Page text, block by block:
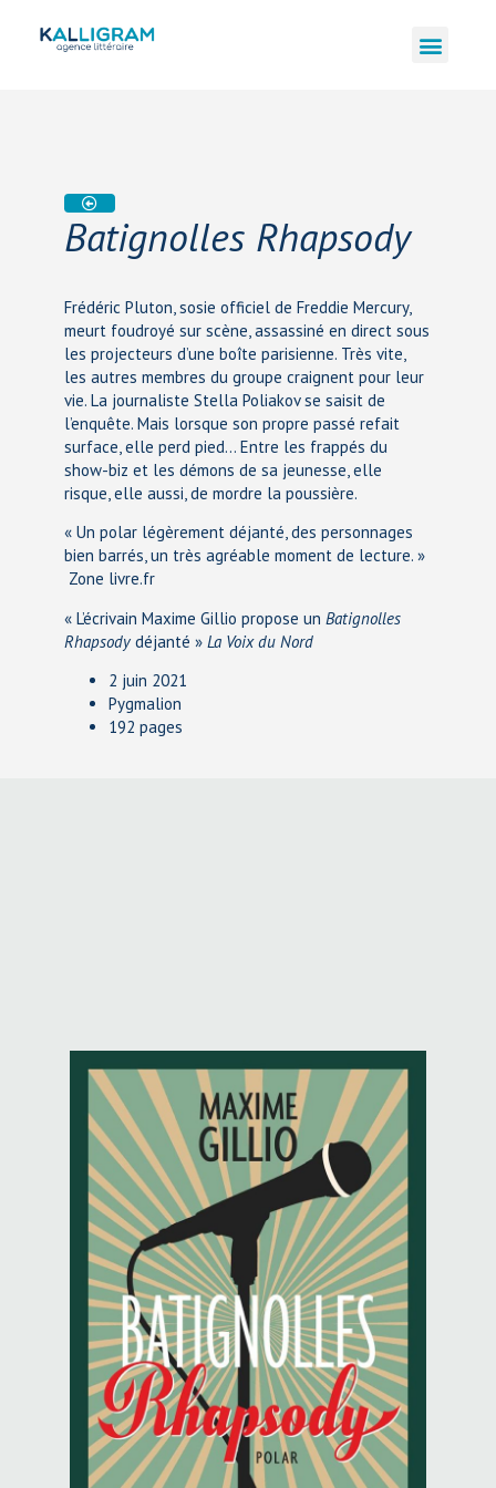
Batignolles Rhapsody
Frédéric Pluton, sosie officiel de Freddie Mercury,
meurt foudroyé sur scène, assassiné en direct sous
les projecteurs d’une boîte parisienne. Très vite,
les autres membres du groupe craignent pour leur
vie. La journaliste Stella Poliakov se saisit de
l’enquête. Mais lorsque son propre passé refait
surface, elle perd pied… Entre les frappés du
show-biz et les démons de sa jeunesse, elle
risque, elle aussi, de mordre la poussière.
« Un polar légèrement déjanté, des personnages
bien barrés, un très agréable moment de lecture. »
Zone livre.fr
« L’écrivain Maxime Gillio propose unBatignolles
Rhapsody déjanté »La Voix du Nord
2 juin 2021
Pygmalion
192 pages